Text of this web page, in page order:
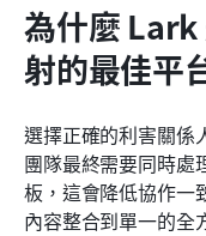
為什麼 Lark
射的最佳平
選擇正確的利害關係
團隊最終需要同時處
板，這會降低協作一
內容整合到單一的全